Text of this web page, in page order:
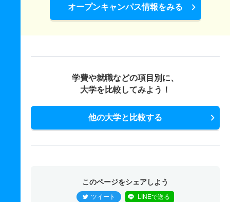
オープンキャンパス情報をみる
学費や就職などの項目別に、
大学を比較してみよう！
他の大学と比較する
このページをシェアしよう
ツイート LINEで送る